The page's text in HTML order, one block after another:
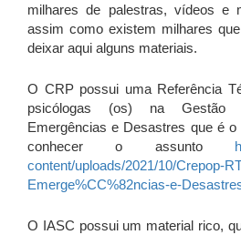
milhares de palestras, vídeos e
assim como existem milhares
deixar aqui alguns materiais.
O CRP possui uma Referência
psicólogas (os) na Gestão
Emergências e Desastres que é
conhecer o assunto
content/uploads/2021/10/Crepop-
Emerge%CC%82ncias-e-
O IASC possui um material rico,